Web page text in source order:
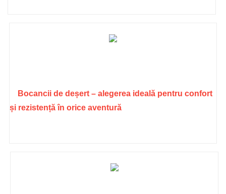
Bocancii de deșert – alegerea ideală pentru confort
și rezistență în orice aventură